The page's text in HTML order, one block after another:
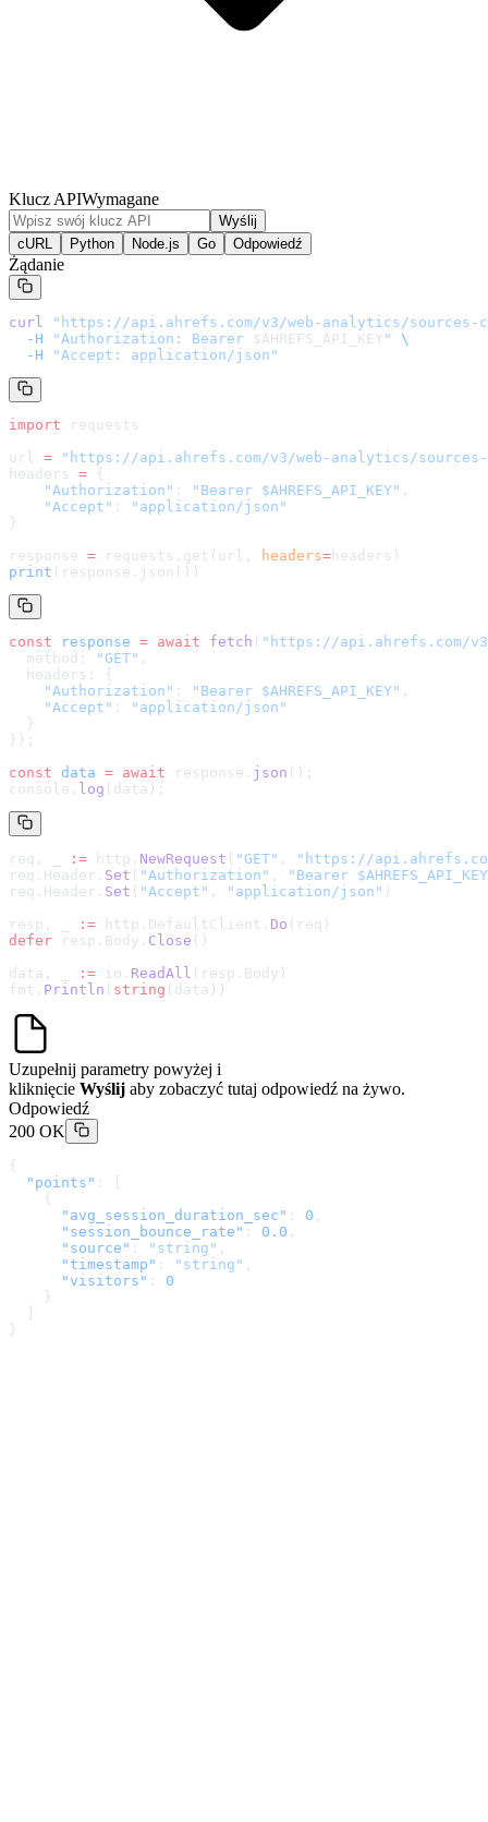
Klucz APIWymagane
Wyślij
cURL
Python Node.js Go Odpowiedź
Żądanie
curl " https://api.ahrefs.com/v3/web-analytics/sources-
  -H
"Authorization: Bearer $AHREFS_API_KEY "
\
  -H
"Accept: application/json"
import requests
url = " https://api.ahrefs.com/v3/web-analytics/
headers = {
    "Authorization"
: "Bearer $AHREFS_API_KEY" ,
    "Accept"
:
"application/json"
}
response = requests.get(url, headers= headers )
print (response.json())
const response = await fetch ( " https://api.ahrefs.com/
  method:
"GET" ,
  headers: {
    "Authorization"
: "Bearer $AHREFS_API_KEY" ,
    "Accept"
:
"application/json"
  }
});
const data = await response. json ();
console. log (data);
req, _ := http. NewRequest ( "GET" , " https://
req.Header. Set ( "Authorization" ,
"Bearer
req.Header. Set ( "Accept" , "application/json" )
resp, _
:= http.DefaultClient. Do (req)
defer resp.Body. Close ()
data, _
:= io. ReadAll (resp.Body)
fmt. Println ( string (data))
Uzupełnij parametry powyżej i
kliknięcie Wyślij aby zobaczyć tutaj odpowiedź na żywo.
Odpowiedź
200 OK
{
  "points"
: [
    {
      "avg_session_duration_sec"
: 0 ,
      "session_bounce_rate"
: 0.0 ,
      "source"
: "string" ,
      "timestamp"
: "string" ,
      "visitors"
: 0
    }
}